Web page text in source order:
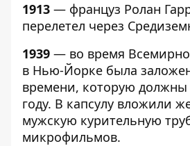
1913 — француз Ролан
перелетел через
1939 — во время
в Нью-Йорке была
времени, которую должны
году. В капсулу вложили
мужскую курительную
микрофильмов.